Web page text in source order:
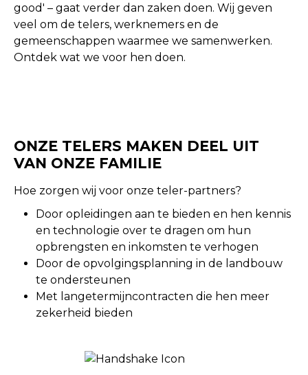
good' – gaat verder dan zaken doen. Wij geven
veel om de telers, werknemers en de
gemeenschappen waarmee we samenwerken.
Ontdek wat we voor hen doen.
ONZE TELERS MAKEN DEEL UIT
VAN ONZE FAMILIE
Hoe zorgen wij voor onze teler-partners?
Door opleidingen aan te bieden en hen kennis
en technologie over te dragen om hun
opbrengsten en inkomsten te verhogen
Door de opvolgingsplanning in de landbouw
te ondersteunen
Met langetermijncontracten die hen meer
zekerheid bieden